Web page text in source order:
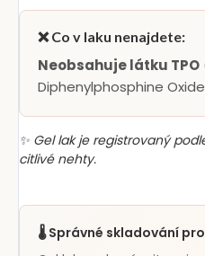
❌ Co v laku nenajdete:
Neobsahuje látku TPO
Diphenylphosphine
✨ Gel lak je registrovaný
citlivé nehty.
🌡️ Správné skladování